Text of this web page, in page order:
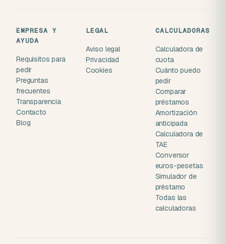
EMPRESA Y
AYUDA
Requisitos para
pedir
Preguntas
frecuentes
Transparencia
Contacto
Blog
LEGAL
Aviso legal
Privacidad
Cookies
CALCULADORAS
Calculadora de
cuota
Cuánto puedo
pedir
Comparar
préstamos
Amortización
anticipada
Calculadora de
TAE
Conversor
euros-pesetas
Simulador de
préstamo
Todas las
calculadoras